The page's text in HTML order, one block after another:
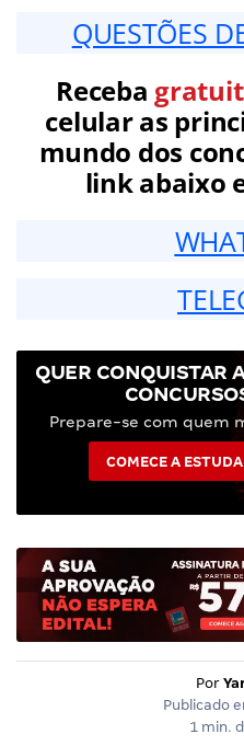
QUESTÕES
Receba
celular as
mundo dos
link abaixo
QUER CONQUISTAR
Prepare-se com quem
COMECE A
Por
Publicado
1 min.